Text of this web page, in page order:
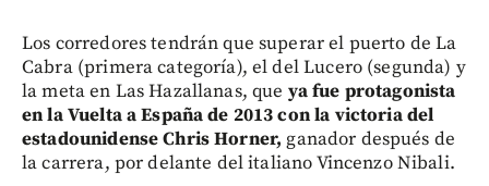
Los corredores tendrán que superar el puerto de La
Cabra (primera categoría), el del Lucero (segunda) y
la meta en Las Hazallanas, que ya fue protagonista
en la Vuelta a España de 2013 con la victoria del
estadounidense Chris Horner, ganador después de
la carrera, por delante del italiano Vincenzo Nibali.